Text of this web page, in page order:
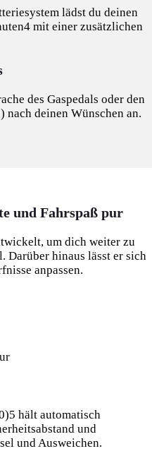
lädst du deinen
mit einer zusätzlichen
des Gaspedals oder den
deinen Wünschen an.
und Fahrspaß pur
um dich weiter zu
Darüber hinaus lässt er sich
anpassen.
hält automatisch
und
und Ausweichen.